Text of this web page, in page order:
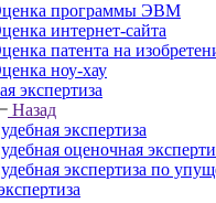
программы ЭВМ
интернет-сайта
патента на
ноу-хау
экспертиза
Назад
экспертиза
оценочная
экспертиза по